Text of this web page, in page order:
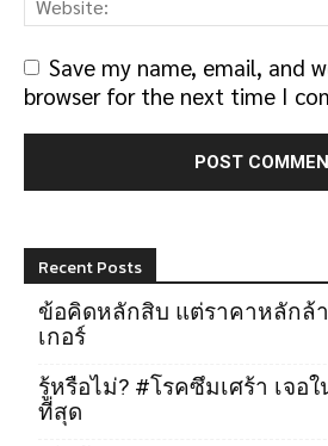
Save my name, email, and
browser for the next time I
Recent Posts
ข้อคิดหลักสิบ แต่ราคาหลักล้
เกอร์
รู้หรือไม่? #โรคซึมเศร้า เจ
ที่สุด